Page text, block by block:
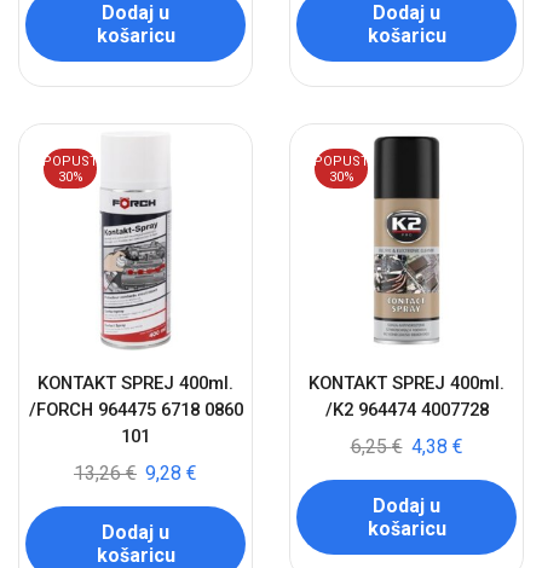
Dodaj u
košaricu
Dodaj u
košaricu
POPUST
30%
KONTAKT SPREJ 400ml.
/FORCH 964475 6718 0860
101
13,26€ 9,28 €
Dodaj u
košaricu
POPUST
30%
KONTAKT SPREJ 400ml.
/K2 964474 4007728
6,25€ 4,38 €
Dodaj u
košaricu